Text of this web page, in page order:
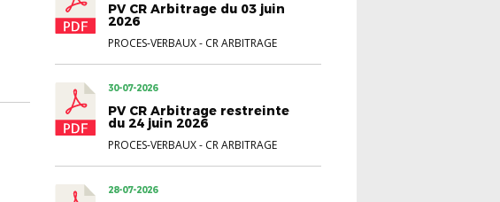
PV CR Arbitrage du 03 juin
2026
PROCES-VERBAUX- CR ARBITRAGE
30-07-2026
PV CR Arbitrage restreinte
du 24 juin 2026
PROCES-VERBAUX- CR ARBITRAGE
28-07-2026